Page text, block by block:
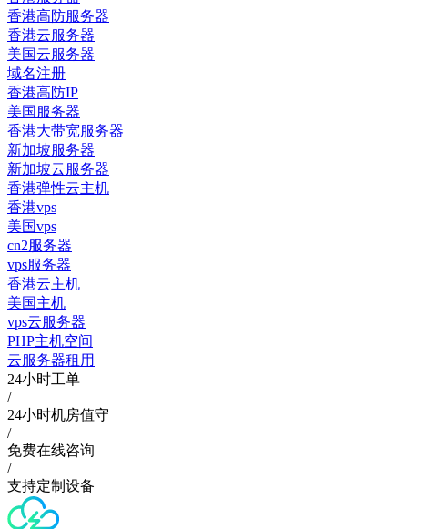
香港高防服务器
香港云服务器
美国云服务器
域名注册
香港高防IP
美国服务器
香港大带宽服务器
新加坡服务器
新加坡云服务器
香港弹性云主机
香港vps
美国vps
cn2服务器
vps服务器
香港云主机
美国主机
vps云服务器
PHP主机空间
云服务器租用
24小时工单
/
24小时机房值守
/
免费在线咨询
/
支持定制设备